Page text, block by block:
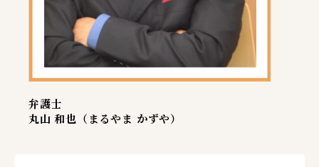
弁護士
丸山 和也（まるやま かずや）